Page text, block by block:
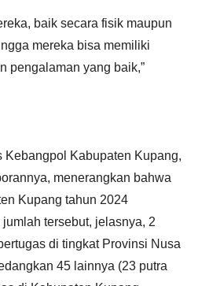
baik secara fisik maupun
mereka bisa memiliki
pengalaman yang baik,”
Kebangpol Kabupaten Kupang,
menerangkan bahwa
Kupang tahun 2024
tersebut, jelasnya, 2
di tingkat Provinsi Nusa
45 lainnya (23 putra